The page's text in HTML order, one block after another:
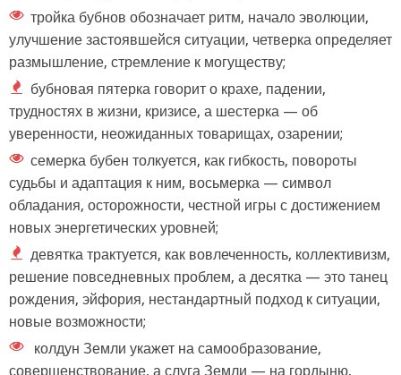
тройка бубнов обозначает ритм, начало эволюции,
улучшение застоявшейся ситуации, четверка определяет
размышление, стремление к могуществу;
бубновая пятерка говорит о крахе, падении,
трудностях в жизни, кризисе, а шестерка — об
уверенности, неожиданных товарищах, озарении;
семерка бубен толкуется, как гибкость, повороты
судьбы и адаптация к ним, восьмерка — символ
обладания, осторожности, честной игры с достижением
новых энергетических уровней;
девятка трактуется, как вовлеченность, коллективизм,
решение повседневных проблем, а десятка — это танец
рождения, эйфория, нестандартный подход к ситуации,
новые возможности;
колдун Земли укажет на самообразование,
совершенствование, а слуга Земли — на гордыню,